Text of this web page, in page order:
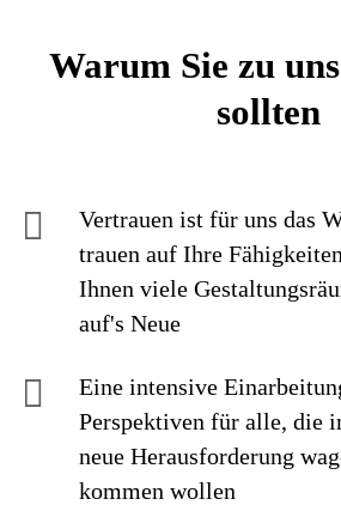
Warum Sie zu
sollten
Vertrauen ist für uns das
trauen auf Ihre
Ihnen viele
auf's Neue
Eine intensive
Perspek­tiven für alle, die
neue Heraus­forderung
kommen wollen